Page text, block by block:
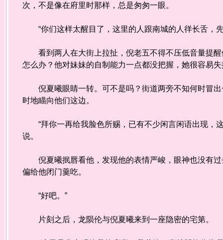
次，不是像在府里时那样，总是匆匆一眼。
“你们这样太醒目了，这里的人跟南城的人徉长舌，
看到两人在大街上拉扯，倪老五不得不压低音量提醒
怎么办？他对妹妹的自制能力一点都没把握，她很容易
倪夏曦眼睛一转。可不是吗？街道两旁不知何时冒出
时地瞄向他们这边。
“拜你一再给我脸色所赐，已有不少闲言闲语出现，
说。
倪夏曦抿唇看他，发现他的表情严峻，眼神也没有过
偏给他闭门羹吃。
“好吧。”
片刻之后，龙陨伦与倪夏曦来到一座隐密的宅第。